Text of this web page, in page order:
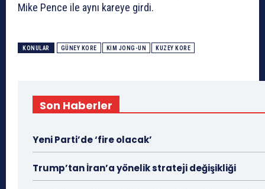
Mike Pence ile aynı kareye girdi.
KONULAR GÜNEY KORE KIM JONG-UN KUZEY KORE
Son Haberler
Yeni Parti’de ‘fire olacak’
Trump’tan İran’a yönelik strateji değişikliği